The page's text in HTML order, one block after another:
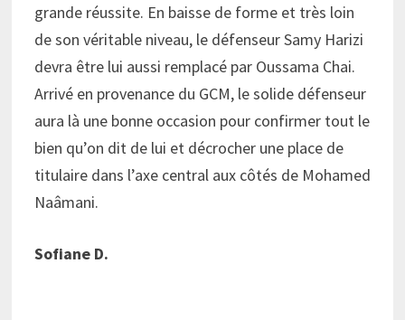
grande réussite. En baisse de forme et très loin
de son véritable niveau, le défenseur Samy Harizi
devra être lui aussi remplacé par Oussama Chai.
Arrivé en provenance du GCM, le solide défenseur
aura là une bonne occasion pour confirmer tout le
bien qu’on dit de lui et décrocher une place de
titulaire dans l’axe central aux côtés de Mohamed
Naâmani.
Sofiane D.